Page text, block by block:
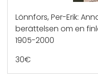
Lönnfors, Per-Erik:
berättelsen om en
1905-2000
30€